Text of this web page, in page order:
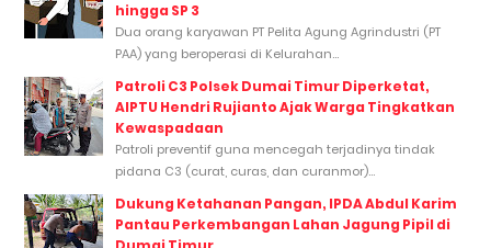
hingga SP 3
Dua orang karyawan PT Pelita Agung Agrindustri (PT
PAA) yang beroperasi di Kelurahan...
Patroli C3 Polsek Dumai Timur Diperketat,
AIPTU Hendri Rujianto Ajak Warga Tingkatkan
Kewaspadaan
Patroli preventif guna mencegah terjadinya tindak
pidana C3 (curat, curas, dan curanmor)...
Dukung Ketahanan Pangan, IPDA Abdul Karim
Pantau Perkembangan Lahan Jagung Pipil di